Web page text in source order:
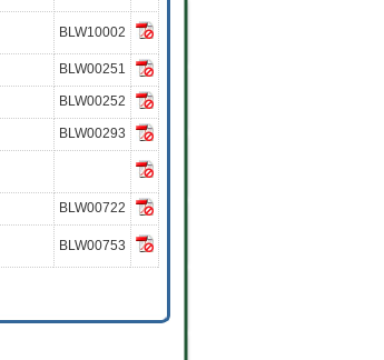
BLW10002
BLW00251
BLW00252
BLW00293
BLW00722
BLW00753